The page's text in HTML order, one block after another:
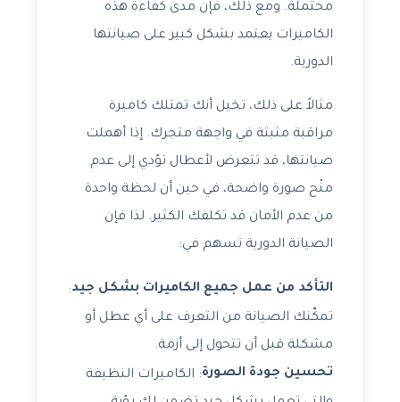
محتملة. ومع ذلك، فإن مدى كفاءة هذه
الكاميرات يعتمد بشكل كبير على صيانتها
الدورية.
مثالاً على ذلك، تخيل أنك تمتلك كاميرة
مراقبة مثبتة في واجهة متجرك. إذا أهملت
صيانتها، قد تتعرض لأعطال تؤدي إلى عدم
منْح صورة واضحة، في حين أن لحظة واحدة
من عدم الأمان قد تكلفك الكثير. لذا فإن
الصيانة الدورية تسهم في:
التأكد من عمل جميع الكاميرات بشكل جيد:
تمكّنك الصيانة من التعرف على أي عطل أو
مشكلة قبل أن تتحول إلى أزمة.
تحسين جودة الصورة: الكاميرات النظيفة